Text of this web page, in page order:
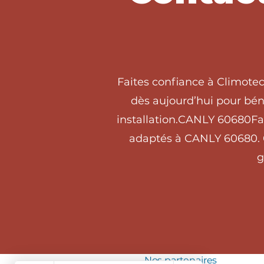
Faites confiance à
dès aujourd’hui pour
installation.CANLY
adaptés à CANLY
Nos partenaires